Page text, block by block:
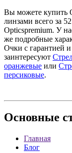
Вы можете купить
линзами всего за
Opticspremium. У
же подробные
Очки с гарантией
заинтересуют
оранжевые или
персиковые.
Основные
Главная
Блог